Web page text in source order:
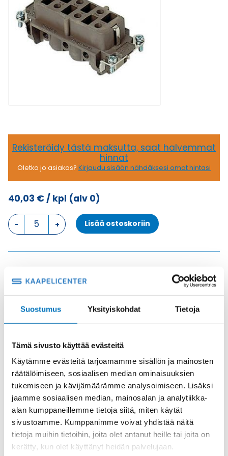
Suostumus Yksityiskohdat Tietoja
Tämä sivusto käyttää evästeitä
Käytämme evästeitä tarjoamamme sisällön ja mainosten
räätälöimiseen, sosiaalisen median ominaisuuksien
tukemiseen ja kävijämäärämme analysoimiseen. Lisäksi
jaamme sosiaalisen median, mainosalan ja analytiikka-
alan kumppaneillemme tietoja siitä, miten käytät
sivustoamme. Kumppanimme voivat yhdistää näitä
tietoja muihin tietoihin, joita olet antanut heille tai joita on
kerätty, kun olet käyttänyt heidän palvelujaan.
Rekisteröidy tästä maksutta, saat halvemmat
hinnat
Oletko jo asiakas? Kirjaudu sisään nähdäksesi omat hintasi
40,03 €/ kpl (alv 0)
CP
RY
määrä
Lisää ostoskoriin
Tuotekoodi CPF06RY
Osasto ILME -moninapaliittimet ,Sisäosat
Toimitusaika: 1-7 päivää
Toimituskulut 35kg:n asti 25€.
Valmistaja
ILME S.p.A
Koko
size "77.27" 180°C version
Käyttölämpötila
'-40°C … +180°C
IP-luokka
IP20 without enclosure, IP65 with
enclosure
Uros/Naaras
Naaras